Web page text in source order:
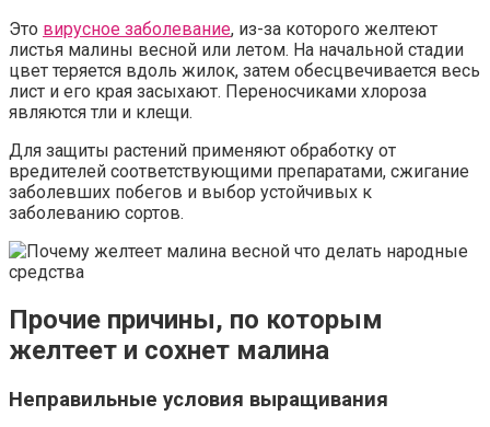
Это вирусное заболевание, из-за которого желтеют
листья малины весной или летом. На начальной стадии
цвет теряется вдоль жилок, затем обесцвечивается весь
лист и его края засыхают. Переносчиками хлороза
являются тли и клещи.
Для защиты растений применяют обработку от
вредителей соответствующими препаратами, сжигание
заболевших побегов и выбор устойчивых к
заболеванию сортов.
Прочие причины, по которым
желтеет и сохнет малина
Неправильные условия выращивания